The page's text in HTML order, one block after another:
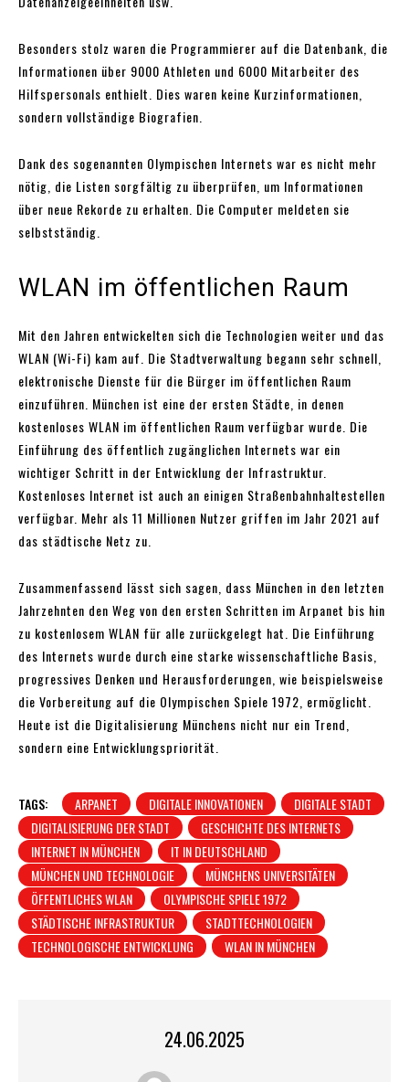
Besonders stolz waren die Programmierer auf die Datenbank, die
Informationen über 9000 Athleten und 6000 Mitarbeiter des
Hilfspersonals enthielt. Dies waren keine Kurzinformationen,
sondern vollständige Biografien.
Dank des sogenannten Olympischen Internets war es nicht mehr
nötig, die Listen sorgfältig zu überprüfen, um Informationen
über neue Rekorde zu erhalten. Die Computer meldeten sie
selbstständig.
WLAN im öffentlichen Raum
Mit den Jahren entwickelten sich die Technologien weiter und das
WLAN (Wi-Fi) kam auf. Die Stadtverwaltung begann sehr schnell,
elektronische Dienste für die Bürger im öffentlichen Raum
einzuführen. München ist eine der ersten Städte, in denen
kostenloses WLAN im öffentlichen Raum verfügbar wurde. Die
Einführung des öffentlich zugänglichen Internets war ein
wichtiger Schritt in der Entwicklung der Infrastruktur.
Kostenloses Internet ist auch an einigen Straßenbahnhaltestellen
verfügbar. Mehr als 11 Millionen Nutzer griffen im Jahr 2021 auf
das städtische Netz zu.
Zusammenfassend lässt sich sagen, dass München in den letzten
Jahrzehnten den Weg von den ersten Schritten im Arpanet bis hin
zu kostenlosem WLAN für alle zurückgelegt hat. Die Einführung
des Internets wurde durch eine starke wissenschaftliche Basis,
progressives Denken und Herausforderungen, wie beispielsweise
die Vorbereitung auf die Olympischen Spiele 1972, ermöglicht.
Heute ist die Digitalisierung Münchens nicht nur ein Trend,
sondern eine Entwicklungspriorität.
TAGS: ARPANET DIGITALE INNOVATIONEN
DIGITALE STADT
DIGITALISIERUNG DER STADT
GESCHICHTE DES INTERNETS
INTERNET IN MÜNCHEN
IT IN DEUTSCHLAND
MÜNCHEN UND TECHNOLOGIE
MÜNCHENS UNIVERSITÄTEN
ÖFFENTLICHES WLAN
OLYMPISCHE SPIELE 1972
STÄDTISCHE INFRASTRUKTUR
STADTTECHNOLOGIEN
TECHNOLOGISCHE ENTWICKLUNG
WLAN IN MÜNCHEN
24.06.2025